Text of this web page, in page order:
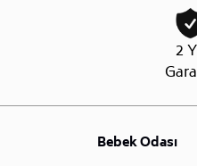
2
Bebek Odası